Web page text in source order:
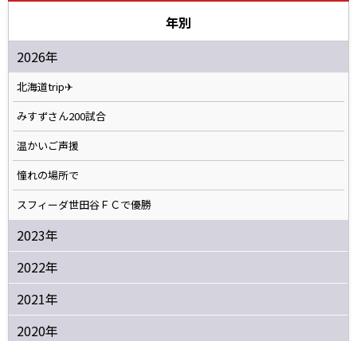
年別
2026年
北海道trip✈
みすずさん200試合
温かいご声援
憧れの場所で
スフィーダ世田谷ＦＣで優勝
2023年
2022年
2021年
2020年